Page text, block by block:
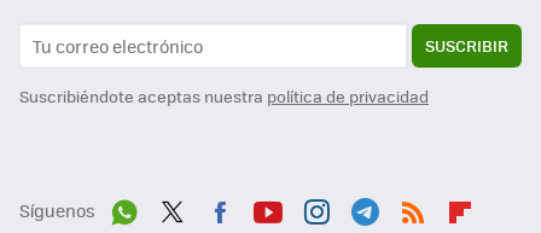
SUSCRIBIR
Suscribiéndote aceptas nuestra política de privacidad
Síguenos